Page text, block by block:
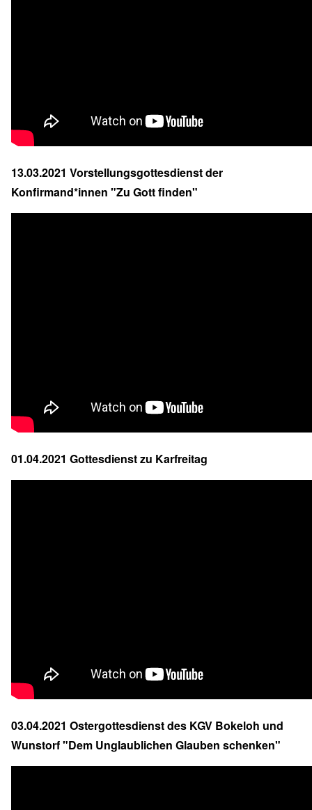
13.03.2021 Vorstellungsgottesdienst der
Konfirmand*innen "Zu Gott finden"
01.04.2021 Gottesdienst zu Karfreitag
03.04.2021 Ostergottesdienst des KGV Bokeloh und
Wunstorf "Dem Unglaublichen Glauben schenken"